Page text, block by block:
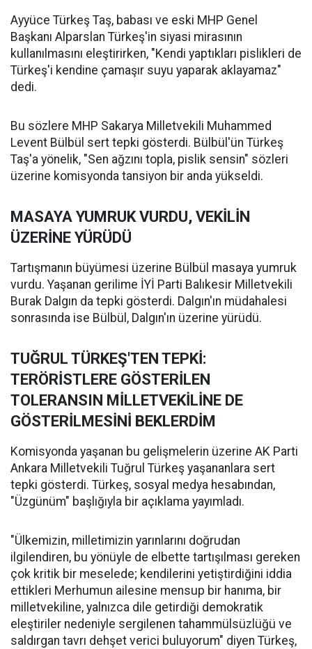
Ayyüce Türkeş Taş, babası ve eski MHP Genel
Başkanı Alparslan Türkeş'in siyasi mirasının
kullanılmasını eleştirirken, "Kendi yaptıkları pislikleri de
Türkeş'i kendine çamaşır suyu yaparak aklayamaz"
dedi.
Bu sözlere MHP Sakarya Milletvekili Muhammed
Levent Bülbül sert tepki gösterdi. Bülbül'ün Türkeş
Taş'a yönelik, "Sen ağzını topla, pislik sensin" sözleri
üzerine komisyonda tansiyon bir anda yükseldi.
MASAYA YUMRUK VURDU, VEKİLİN
ÜZERİNE YÜRÜDÜ
Tartışmanın büyümesi üzerine Bülbül masaya yumruk
vurdu. Yaşanan gerilime İYİ Parti Balıkesir Milletvekili
Burak Dalgın da tepki gösterdi. Dalgın'ın müdahalesi
sonrasında ise Bülbül, Dalgın'ın üzerine yürüdü.
TUĞRUL TÜRKEŞ'TEN TEPKİ:
TERÖRİSTLERE GÖSTERİLEN
TOLERANSIN MİLLETVEKİLİNE DE
GÖSTERİLMESİNİ BEKLERDİM
Komisyonda yaşanan bu gelişmelerin üzerine AK Parti
Ankara Milletvekili Tuğrul Türkeş yaşananlara sert
tepki gösterdi. Türkeş, sosyal medya hesabından,
"Üzgünüm" başlığıyla bir açıklama yayımladı.
"Ülkemizin, milletimizin yarınlarını doğrudan
ilgilendiren, bu yönüyle de elbette tartışılması gereken
çok kritik bir meselede; kendilerini yetiştirdiğini iddia
ettikleri Merhumun ailesine mensup bir hanıma, bir
milletvekiline, yalnızca dile getirdiği demokratik
eleştiriler nedeniyle sergilenen tahammülsüzlüğü ve
saldırgan tavrı dehşet verici buluyorum" diyen Türkeş,